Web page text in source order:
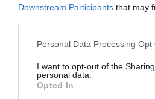
Downstream Participants that may
Please note that this website/app
not limited to your visit or usage
grant or deny consent to Google
use your data for below specified
Personal Data Processing Opt
I want to opt-out of the
personal data.
Opted In
τα οποία απαιτούνται 15
από το Πρόγραμμα
κυβέρνηση δεν θα το
διαβεβαίωσε και
μας ”καλάθι” αυτή τη